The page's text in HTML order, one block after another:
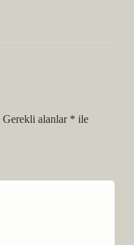
Gerekli alanlar * ile